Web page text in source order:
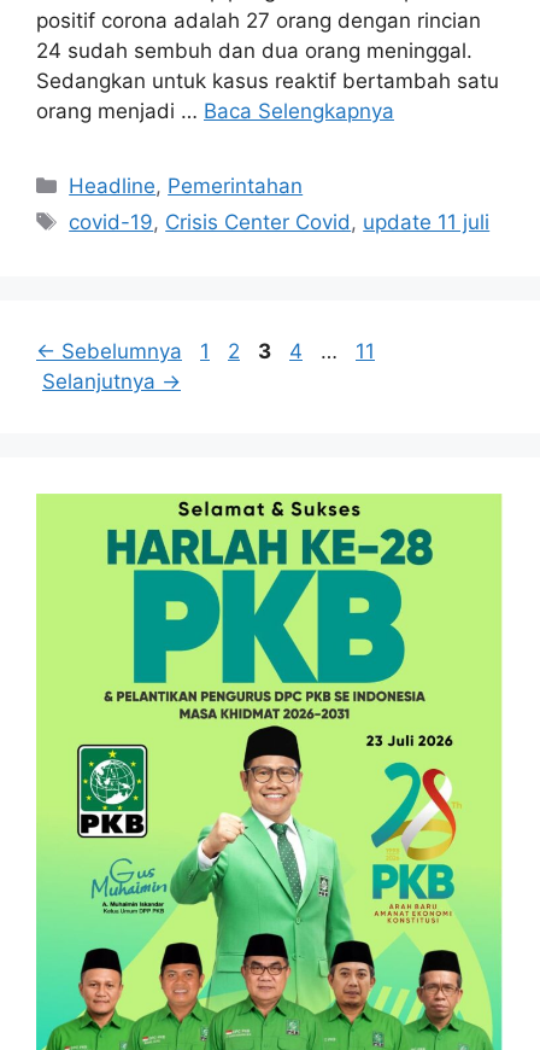
positif corona adalah 27 orang dengan rincian
24 sudah sembuh dan dua orang meninggal.
Sedangkan untuk kasus reaktif bertambah satu
orang menjadi … Baca Selengkapnya
Kategori
Headline, Pemerintahan
Tag
covid-19, Crisis Center Covid , update 11 juli
← Sebelumnya Halaman
1 Halaman
2 Halaman
3 Halaman
4 … Halaman
11
Selanjutnya →